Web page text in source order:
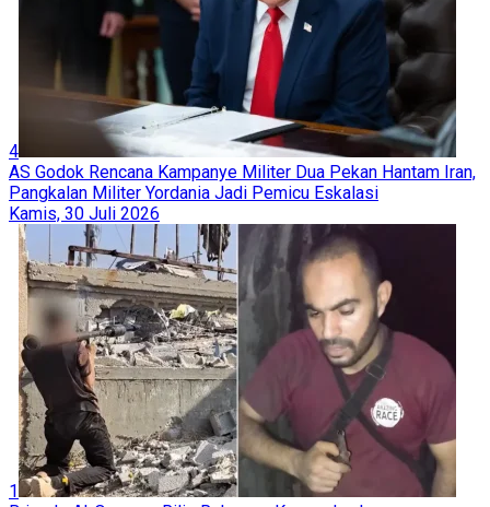
4
AS Godok Rencana Kampanye Militer Dua Pekan Hantam Iran,
Pangkalan Militer Yordania Jadi Pemicu Eskalasi
Kamis, 30 Juli 2026
1